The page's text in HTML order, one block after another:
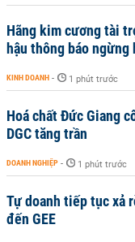
Hãng kim cương tài
hậu thông báo ngừng
KINH DOANH - 1 phút trước
Hoá chất Đức Giang
DGC tăng trần
DOANH NGHIỆP - 1 phút trước
Tự doanh tiếp tục xả
đến GEE